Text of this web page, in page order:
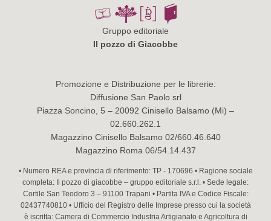
Gruppo editoriale
Il pozzo di Giacobbe
Promozione e Distribuzione per le librerie:
Diffusione San Paolo srl
Piazza Soncino, 5 – 20092 Cinisello Balsamo (Mi) –
02.660.262.1
Magazzino Cinisello Balsamo 02/660.46.640
Magazzino Roma 06/54.14.437
• Numero REA e provincia di riferimento: TP - 170696 • Ragione sociale
completa: Il pozzo di giacobbe – gruppo editoriale s.r.l. • Sede legale:
Cortile San Teodoro 3 – 91100 Trapani • Partita IVA e Codice Fiscale:
02437740810 • Ufficio del Registro delle Imprese presso cui la società
è iscritta: Camera di Commercio Industria Artigianato e Agricoltura di